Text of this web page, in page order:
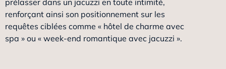
prélasser dans un jacuzzi en toute intimité,
renforçant ainsi son positionnement sur les
requêtes ciblées comme « hôtel de charme avec
spa » ou « week-end romantique avec jacuzzi ».